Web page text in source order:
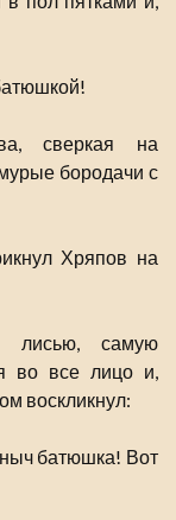
сверкая на
бородачи с
Хряпов на
лисью, самую
во все лицо и,
воскликнул:
батюшка! Вот